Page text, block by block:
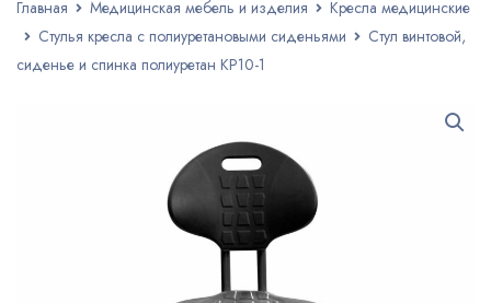
Главная Медицинская мебель и изделия
Кресла медицинские
Стулья кресла с полиуретановыми сиденьями
Стул винтовой,
сиденье и спинка полиуретан КР10-1